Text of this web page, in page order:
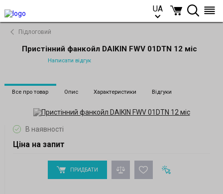
UA
Підлоговий
Пристінний фанкойл DAIKIN FWV 01DTN 12 міс
Написати відгук
Все про товар Опис Характеристики Відгуки
В наявності
Ціна на запит
ПРИДБАТИ